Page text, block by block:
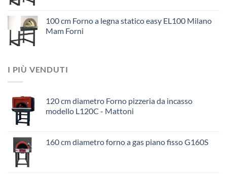
100 cm Forno a legna statico easy EL100 Milano
Mam Forni
I PIÙ VENDUTI
120 cm diametro Forno pizzeria da incasso
modello L120C - Mattoni
160 cm diametro forno a gas piano fisso G160S